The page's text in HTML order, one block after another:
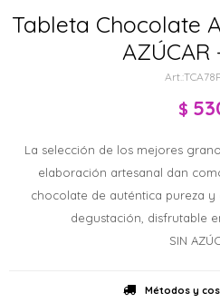
Tableta Chocolate
AZÚCAR
$
La selección de los mejores
elaboración artesanal dan
chocolate de auténtica pureza y
degustación, disfrutable
SIN
Métodos y